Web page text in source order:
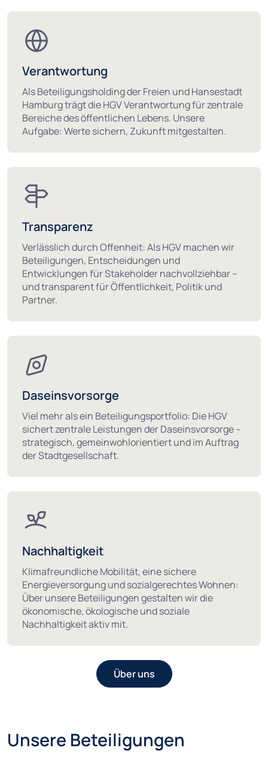
Verantwortung
Als Beteiligungsholding der Freien und Hansestadt
Hamburg trägt die HGV Verantwortung für zentrale
Bereiche des öffentlichen Lebens. Unsere
Aufgabe: Werte sichern, Zukunft mitgestalten.
Transparenz
Verlässlich durch Offenheit: Als HGV machen wir
Beteiligungen, Entscheidungen und
Entwicklungen für Stakeholder nachvollziehbar –
und transparent für Öffentlichkeit, Politik und
Partner.
Daseinsvorsorge
Viel mehr als ein Beteiligungsportfolio: Die HGV
sichert zentrale Leistungen der Daseinsvorsorge –
strategisch, gemeinwohlorientiert und im Auftrag
der Stadtgesellschaft.
Nachhaltigkeit
Klimafreundliche Mobilität, eine sichere
Energieversorgung und sozialgerechtes Wohnen:
Über unsere Beteiligungen gestalten wir die
ökonomische, ökologische und soziale
Nachhaltigkeit aktiv mit.
Über uns
Unsere Beteiligungen